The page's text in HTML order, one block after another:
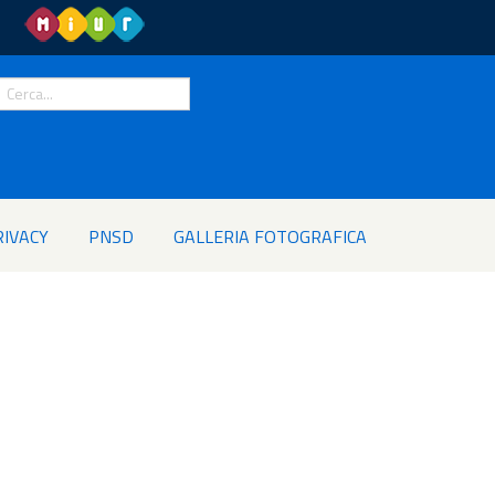
PNSD GALLERIA FOTOGRAFICA